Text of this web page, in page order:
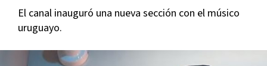
El canal inauguró una nueva sección con el músico
uruguayo.